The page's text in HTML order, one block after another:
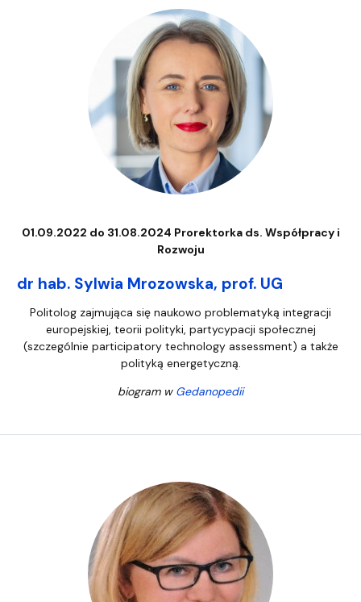
01.09.2022 do 31.08.2024 Prorektorka ds. Współpracy i
Rozwoju
dr hab. Sylwia Mrozowska, prof. UG
Politolog zajmująca się naukowo problematyką integracji
europejskiej, teorii polityki, partycypacji społecznej
(szczególnie participatory technology assessment) a także
polityką energetyczną.
biogram w Gedanopedii